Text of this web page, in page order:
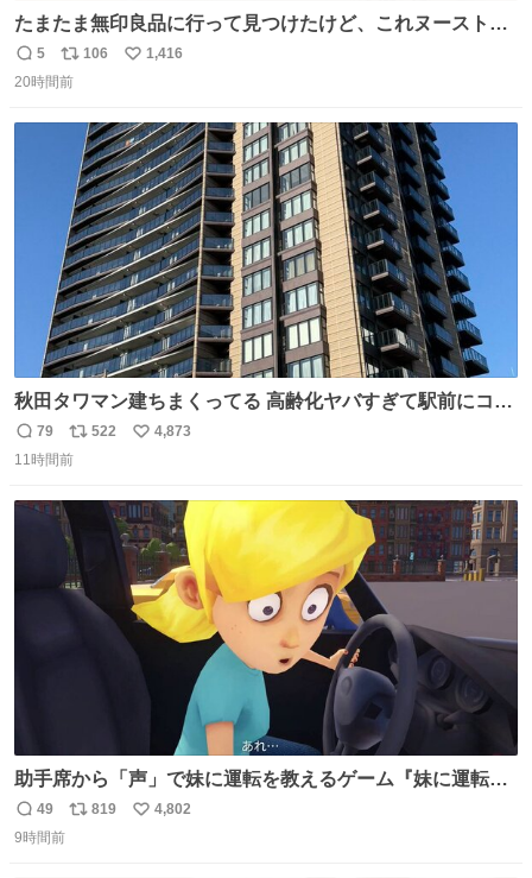
たまたま無印良品に行って見つけたけど、これヌーストの
台座になるじゃん🍜✨️
返
信
5
リ
ポ
106
い
数
1,416
20時間前
秋田タワマン建ちまくってる 高齢化ヤバすぎて駅前にコン
パクトシティつくって高齢者を住ませる考えらしい 病院も
全部駅前にある
返
信
79
リ
ポ
ト
数
522
い
数
4,873
11時間前
助手席から「声」で妹に運転を教えるゲーム『妹に運転を
教える』の最新映像が公開。危険だらけの道路で生き残れ
るか news.denfaminicogamer.jp/news/260806s プレイヤ
返
信
49
リ
819
い
4,802
9時間前